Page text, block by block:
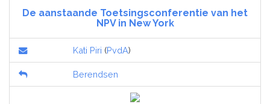
De aanstaande Toetsingsconferentie van het
NPV in New York
Kati Piri (PvdA)
Berendsen